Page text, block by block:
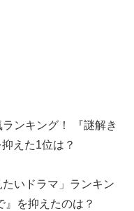
ンキング！ 『謎解き
えた1位は？
いドラマ」ランキン
』を抑えたのは？